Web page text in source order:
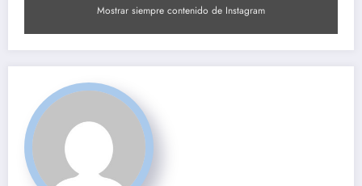
Mostrar siempre contenido de Instagram